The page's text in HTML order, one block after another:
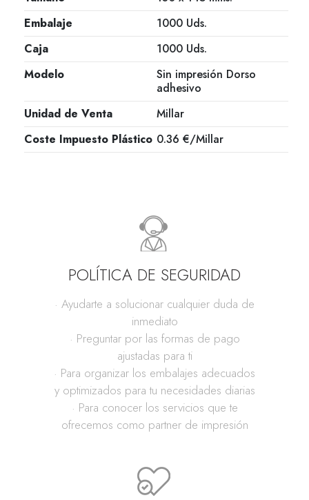
Embalaje
1000 Uds.
Caja
1000 Uds.
Modelo
Sin impresión Dorso
adhesivo
Unidad de Venta
Millar
Coste Impuesto Plástico 0.36 €/Millar
POLÍTICA DE SEGURIDAD
· Ayudarte a solucionar cualquier duda de
inmediato
· Preguntar por las formas de pago
ajustadas para ti
· Para organizar los embalajes adecuados
y optimizados para tu necesidades diarias
· Para conocer los servicios que te
ofrecemos como partner de impresión